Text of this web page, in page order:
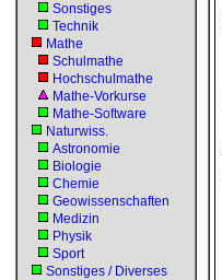
Sonstiges
Technik
Mathe
Schulmathe
Hochschulmathe
Mathe-Vorkurse
Mathe-Software
Naturwiss.
Astronomie
Biologie
Chemie
Geowissenschaften
Medizin
Physik
Sport
Sonstiges / Diverses